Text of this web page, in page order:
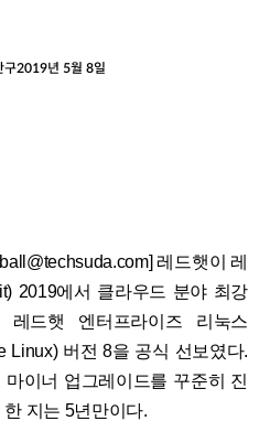
구2019년 5월 8일
레드햇이 레
2019에서 클라우드 분야 최강
드햇 엔터프라이즈 리눅스
Linux) 버전 8을 공식 선보였다.
이너 업그레이드를 꾸준히 진
지는 5년만이다.